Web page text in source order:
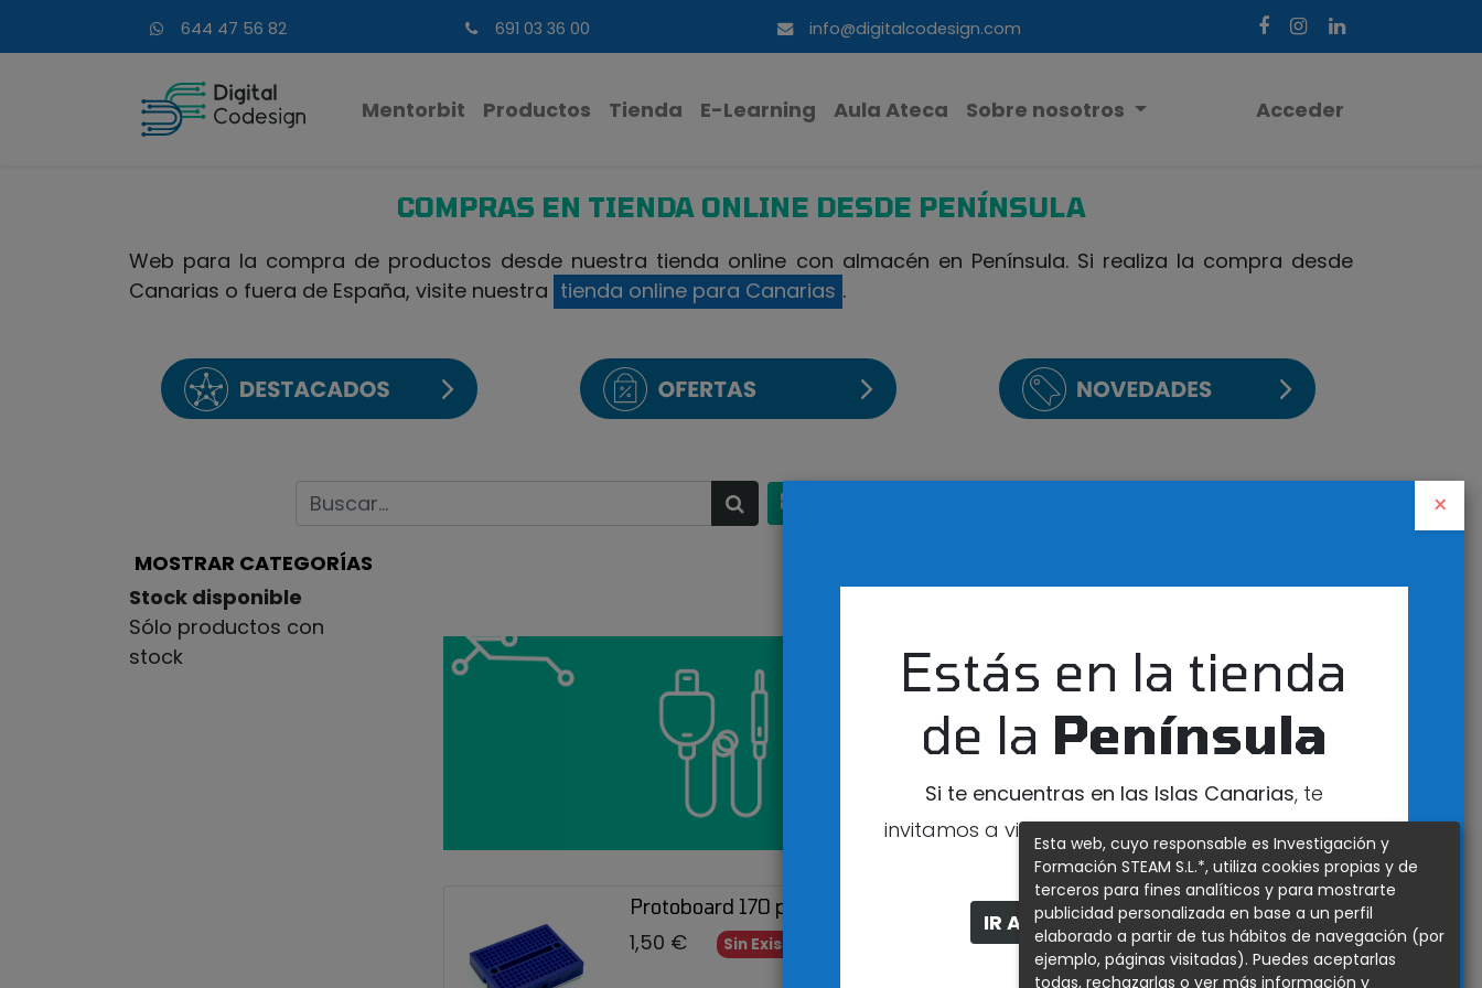
644 47 56 82 691 03 36 00 info@digitalcodesign.com
Mentorbit Productos Tienda E-Learning Aula Ateca Sobre nosotros Acceder
COMPRAS EN TIENDA ONLINE DESDE PENÍNSULA
×
Estás en la tienda
de la Península
Si te encuentras en las Islas Canarias, te
invitamos a visitar nuestra tienda exclusiva para
esa zona
IR A LA TIENDA DE CANARIAS
Web para la compra de productos desde nuestra tienda online con almacén en Península. Si realiza la compra desde
Canarias o fuera de España, visite nuestra tienda online para Canarias .
MOSTRAR CATEGORÍAS
Stock disponible
Sólo productos con
stock
PROTOBOARD
Protoboard 170 puntos color azul
1,50 € Sin Existencias
Esta web, cuyo responsable es Investigación y
Formación STEAM S.L.*, utiliza cookies propias y de
terceros para fines analíticos y para mostrarte
publicidad personalizada en base a un perfil
elaborado a partir de tus hábitos de navegación (por
ejemplo, páginas visitadas). Puedes aceptarlas
todas, rechazarlas o ver más información y